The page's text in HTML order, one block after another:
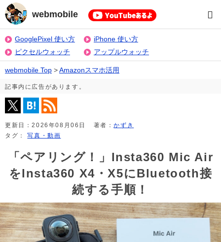
webmobile
GooglePixel 使い方
iPhone 使い方
ピクセルウォッチ
アップルウォッチ
webmobile Top >Amazonスマホ活用
記事内に広告があります。
更新日：2026年08月06日 著者：かずき
タグ：写真・動画
「ペアリング！」Insta360 Mic Air
をInsta360 X4・X5にBluetooth接
続する手順！